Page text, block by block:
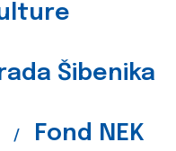
Šibenika
/ Fond NEK